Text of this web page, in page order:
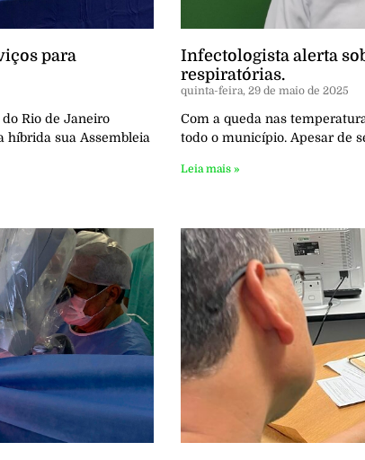
para
Rio de Janeiro
híbrida sua Assembleia
Infectologista alerta
respiratórias.
quinta-feira, 29 de maio de 2025
Com a queda nas
todo o município. Apesar de
Leia mais »